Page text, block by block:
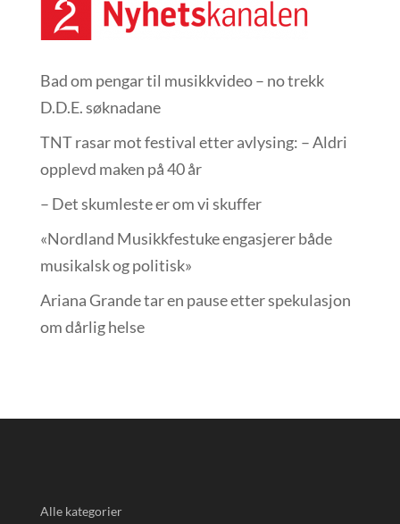
Bad om pengar til musikkvideo – no trekk
D.D.E. søknadane
TNT rasar mot festival etter avlysing: – Aldri
opplevd maken på 40 år
– Det skumleste er om vi skuffer
«Nordland Musikkfest­uke engasjerer både
musikalsk og politisk»
Ariana Grande tar en pause etter spekulasjon
om dårlig helse
Alle kategorier